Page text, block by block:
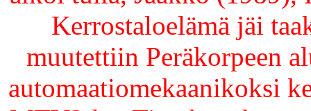
Kerrostaloelämä jäi
muutettiin Peräkorpeen
automaatiomekaanikoksi